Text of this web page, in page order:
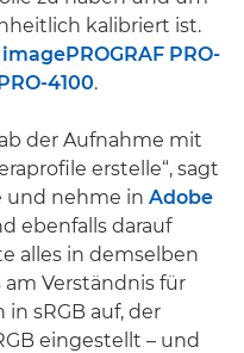
kalibriert ist.
PRO-
4100.
der Aufnahme mit
erstelle“, sagt
und nehme in Adobe
ebenfalls darauf
alles in demselben
am Verständnis für
sRGB auf, der
eingestellt – und